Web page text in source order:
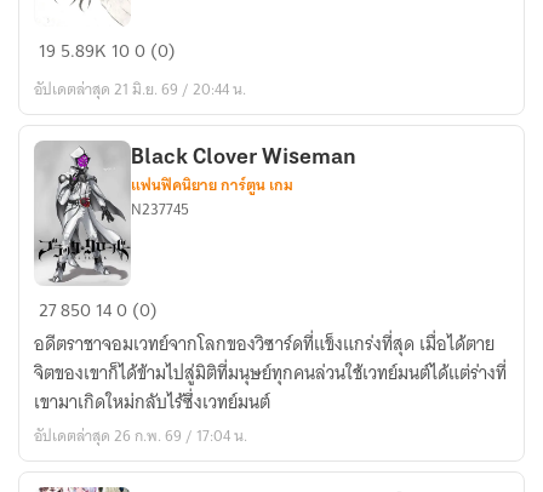
[FIC
clover
×
โซ
หญิง
แปร
ธาตุ
แห่ง
อาณาจักร
19 5.89K 100 (0)
อัปเดตล่าสุด 21 มิ.ย. 69 / 20:44 น.
Black
Clover
Wiseman
Black Clover Wiseman
แฟนฟิคนิยาย การ์ตูน เกม
N237745
27850140 (0)
อดีตราชาจอมเวทย์จากโลกของวิซาร์ดที่แข็งแกร่งที่สุด เมื่อได้ตาย
จิตของเขาก็ได้ข้ามไปสู่มิติที่มนุษย์ทุกคนล่วนใช้เวทย์มนต์ได้แต่ร่างที่
เขามาเกิดใหม่กลับไร้ซึ่งเวทย์มนต์
อัปเดตล่าสุด 26 ก.พ. 69 / 17:04 น.